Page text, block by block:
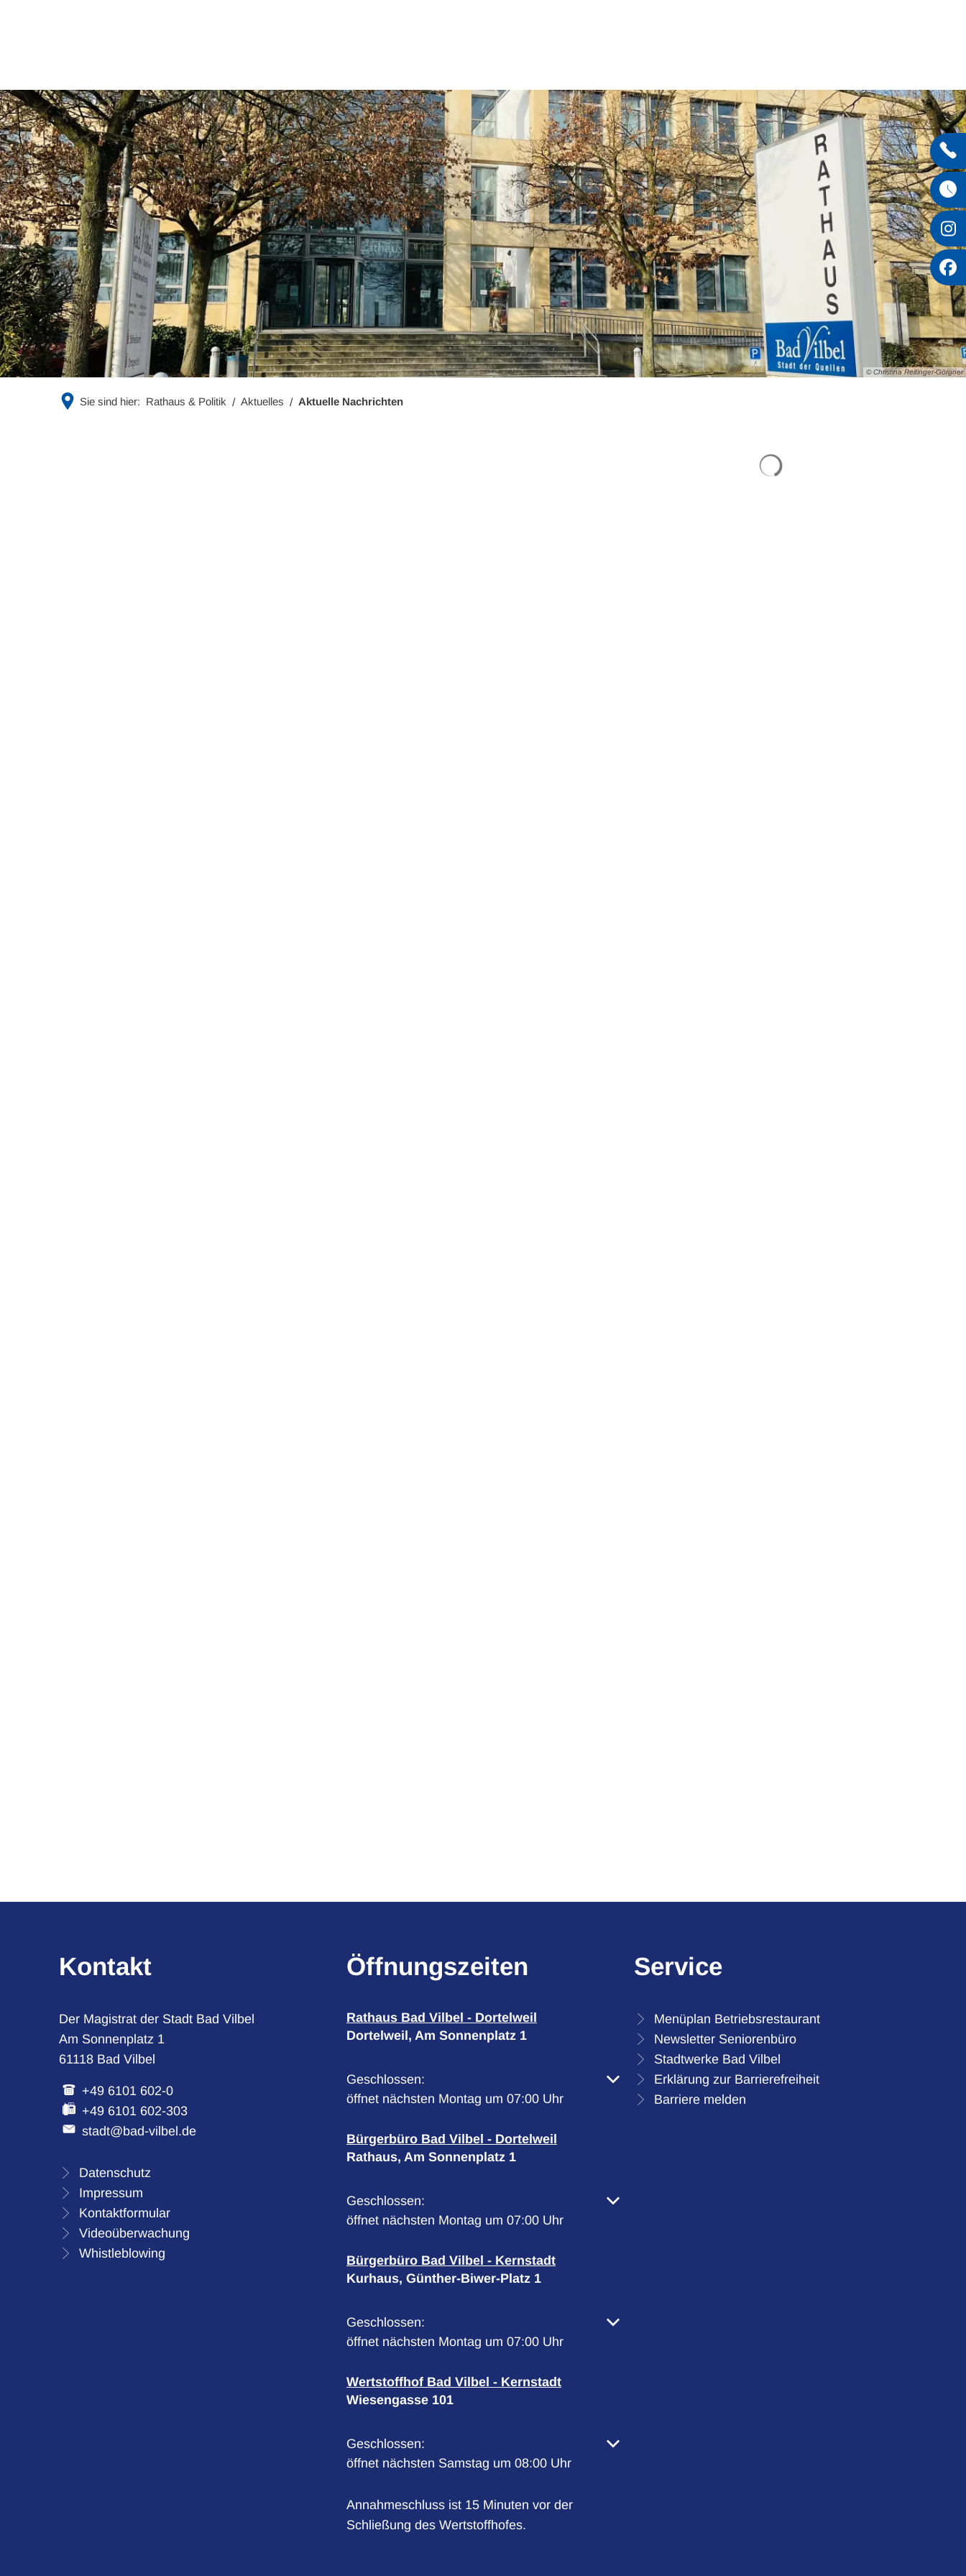
© Christina Reitinger-Görgner
Sie sind hier: Rathaus & Politik Aktuelles Aktuelle Nachrichten
Kontakt
Der Magistrat der Stadt Bad Vilbel
Am Sonnenplatz 1
61118 Bad Vilbel
+49 6101 602-0
+49 6101 602-303
stadt@bad-vilbel.de
Datenschutz
Impressum
Kontaktformular
Videoüberwachung
Whistleblowing
Öffnungszeiten
Rathaus Bad Vilbel - Dortelweil
Dortelweil, Am Sonnenplatz 1
Klicken, um weitere Öffnungs- oder Schließzeiten auszublenden
Geschlossen:
öffnet nächsten Montag um 07:00 Uhr
Bürgerbüro Bad Vilbel - Dortelweil
Rathaus, Am Sonnenplatz 1
Klicken, um weitere Öffnungs- oder Schließzeiten auszublenden
Geschlossen:
öffnet nächsten Montag um 07:00 Uhr
Bürgerbüro Bad Vilbel - Kernstadt
Kurhaus, Günther-Biwer-Platz 1
Klicken, um weitere Öffnungs- oder Schließzeiten auszublenden
Geschlossen:
öffnet nächsten Montag um 07:00 Uhr
Wertstoffhof Bad Vilbel - Kernstadt
Wiesengasse 101
Klicken, um weitere Öffnungs- oder Schließzeiten auszublenden
Geschlossen:
öffnet nächsten Samstag um 08:00 Uhr
Annahmeschluss ist 15 Minuten vor der
Schließung des Wertstoffhofes.
Service
Menüplan Betriebsrestaurant
Newsletter Seniorenbüro
Stadtwerke Bad Vilbel
Erklärung zur Barrierefreiheit
Barriere melden